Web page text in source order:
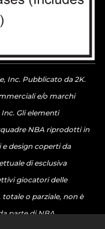
Inc. Pubblicato da 2K.
e/o marchi
Gli elementi
NBA riprodotti in
design coperti da
di esclusiva
giocatori delle
o parziale, non è
parte di NBA